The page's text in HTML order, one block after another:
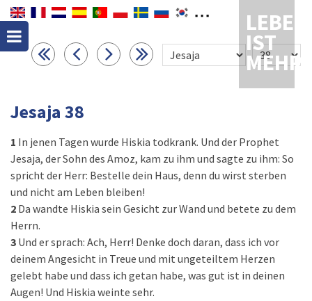
LEBEN
IST
MEHR
Jesaja 38
1 In jenen Tagen wurde Hiskia todkrank. Und der Prophet
Jesaja, der Sohn des Amoz, kam zu ihm und sagte zu ihm: So
spricht der Herr: Bestelle dein Haus, denn du wirst sterben
und nicht am Leben bleiben!
2 Da wandte Hiskia sein Gesicht zur Wand und betete zu dem
Herrn.
3 Und er sprach: Ach, Herr! Denke doch daran, dass ich vor
deinem Angesicht in Treue und mit ungeteiltem Herzen
gelebt habe und dass ich getan habe, was gut ist in deinen
Augen! Und Hiskia weinte sehr.